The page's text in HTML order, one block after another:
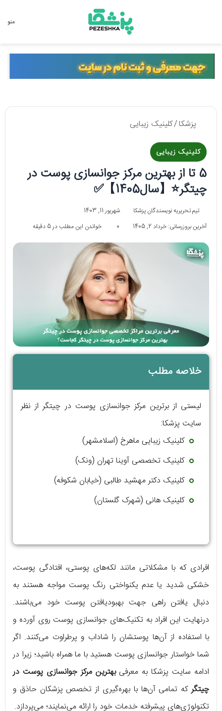
منو
پزشکا/کلینیک زیبایی
کلینیک زیبایی
5 تا از بهترین مرکز جوانسازی پوست در
چیتگر⭐【سال1405】✅
تیم تحریریه نویسندگان پزشکا
شهریور 11, 1403
آخرین بروزرسانی: خرداد 2, 1405
0 خواندن این مطلب در 5 دقیقه
خلاصه مطلب
لیستی از برترین مرکز جوانسازی پوست در چیتگر از نظر
سایت پزشکا:
کلینیک زیبایی ماهرخ (اسلامشهر)
کلینیک تخصصی آوینا تهران (ونک)
کلینیک دکتر مهشید طالبی (خیابان شکوفه)
کلینیک هانی (شهرک گلستان)
افرادی که با مشکلاتی مانند لکه‌های پوستی، افتادگی پوست،
خشکی شدید یا عدم یکنواختی رنگ پوست مواجه هستند به
دنبال یافتن راهی جهت بهبودیافتن پوست خود می‌باشند.
درنهایت این افراد به تکنیک‌های جوانسازی پوست روی آورده و
با استفاده از آن‌ها پوستشان را شاداب و پرطراوت می‌کنند. اگر
شما خواستار جوانسازی پوست هستید با ما همراه باشید؛ زیرا در
ادامه سایت پزشکا به معرفیبهترین مرکز جوانسازی پوست در
چیتگرکه تمامی آن‌ها با بهره‌گیری از تخصص پزشکان حاذق و
تکنولوژی‌های پیشرفته خدمات خود را ارائه می‌نمایند؛ می‌پردازد.